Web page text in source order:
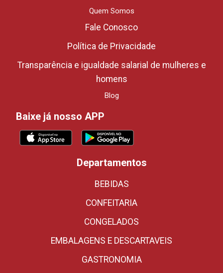
Quem Somos
Fale Conosco
Política de Privacidade
Transparência e igualdade salarial de mulheres e
homens
Blog
Baixe já nosso APP
Departamentos
BEBIDAS
CONFEITARIA
CONGELADOS
EMBALAGENS E DESCARTAVEIS
GASTRONOMIA